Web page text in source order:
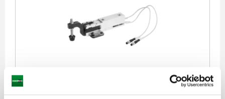
FORMA:A ALUMINIO, MAGNÉTICO, COMP:ACERO